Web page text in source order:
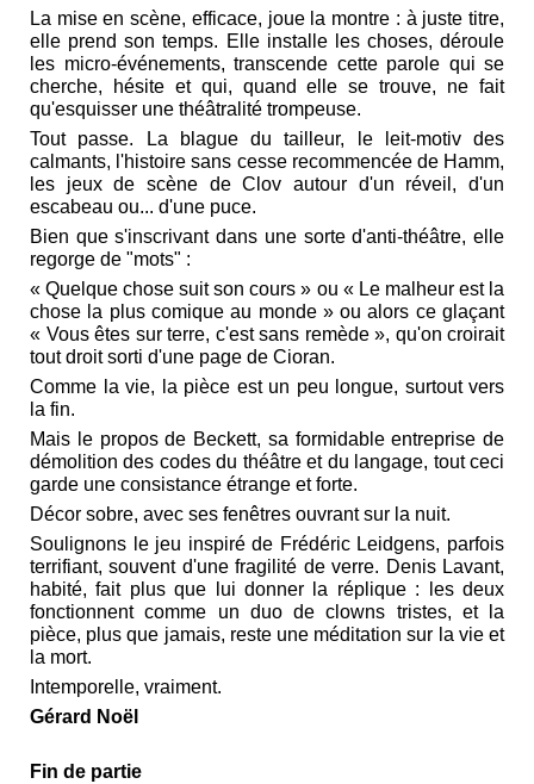
La mise en scène, efficace, joue la montre : à juste titre,
elle prend son temps. Elle installe les choses, déroule
les micro-événements, transcende cette parole qui se
cherche, hésite et qui, quand elle se trouve, ne fait
qu'esquisser une théâtralité trompeuse.
Tout passe. La blague du tailleur, le leit-motiv des
calmants, l'histoire sans cesse recommencée de Hamm,
les jeux de scène de Clov autour d'un réveil, d'un
escabeau ou... d'une puce.
Bien que s'inscrivant dans une sorte d'anti-théâtre, elle
regorge de "mots" :
« Quelque chose suit son cours » ou « Le malheur est la
chose la plus comique au monde » ou alors ce glaçant
« Vous êtes sur terre, c'est sans remède », qu'on croirait
tout droit sorti d'une page de Cioran.
Comme la vie, la pièce est un peu longue, surtout vers
la fin.
Mais le propos de Beckett, sa formidable entreprise de
démolition des codes du théâtre et du langage, tout ceci
garde une consistance étrange et forte.
Décor sobre, avec ses fenêtres ouvrant sur la nuit.
Soulignons le jeu inspiré de Frédéric Leidgens, parfois
terrifiant, souvent d'une fragilité de verre. Denis Lavant,
habité, fait plus que lui donner la réplique : les deux
fonctionnent comme un duo de clowns tristes, et la
pièce, plus que jamais, reste une méditation sur la vie et
la mort.
Intemporelle, vraiment.
Gérard Noël
Fin de partie